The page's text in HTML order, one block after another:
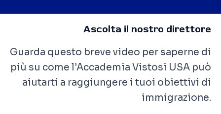
Ascolta il nostro direttore
Guarda questo breve video per saperne di
più su come l’Accademia Vistosi USA può
aiutarti a raggiungere i tuoi obiettivi di
immigrazione.